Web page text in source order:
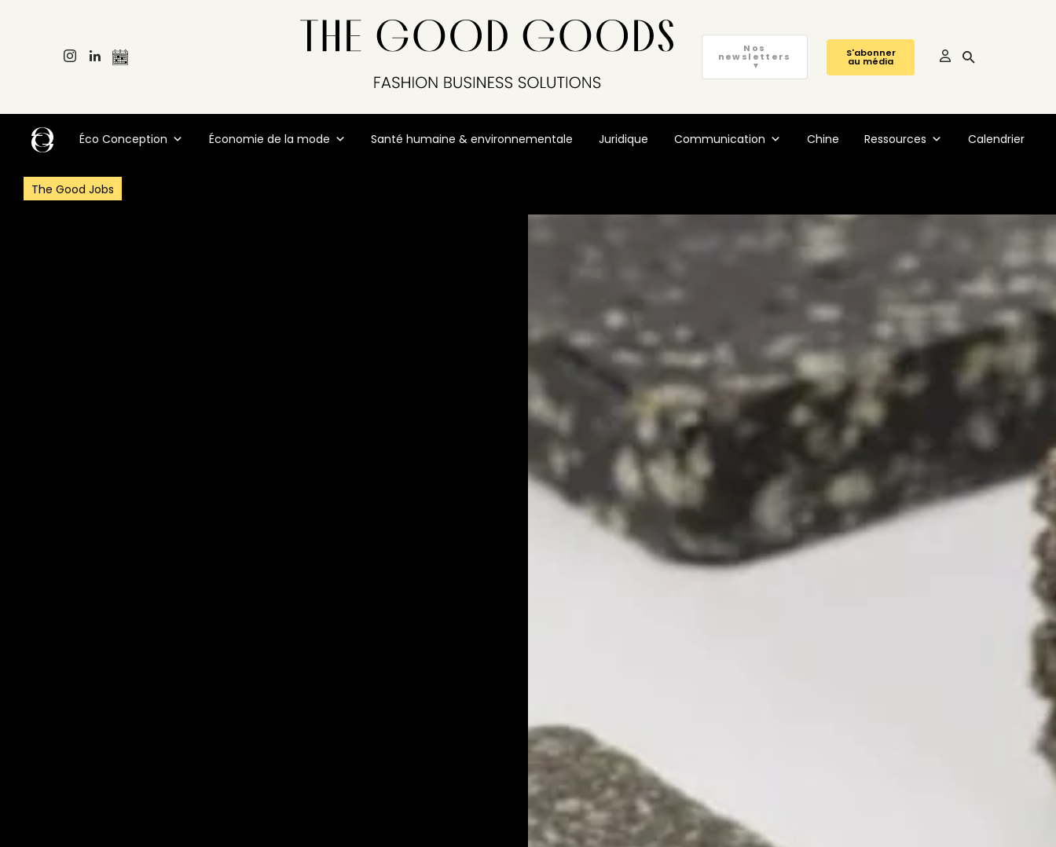
Nos
newsletters
▼
S'abonner
au média
Éco Conception Économie de la mode Santé humaine & environnementale Juridique Communication Chine Ressources Calendrier
The Good Jobs